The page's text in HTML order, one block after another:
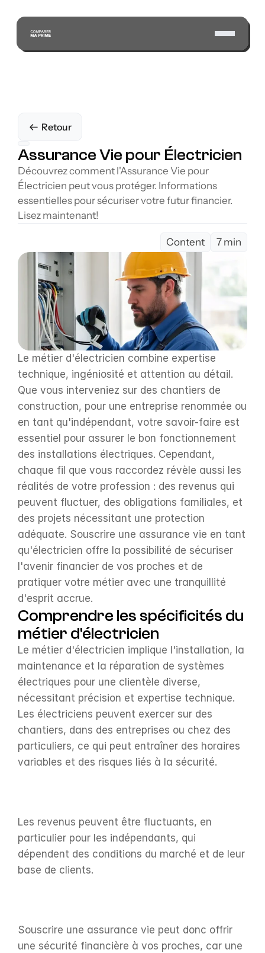
Retour
Assurance Vie pour Électricien
Découvrez comment l'Assurance Vie pour
Électricien peut vous protéger. Informations
essentielles pour sécuriser votre futur financier.
Lisez maintenant!
Content 7 min
Le métier d'électricien combine expertise
technique, ingéniosité et attention au détail.
Que vous interveniez sur des chantiers de
construction, pour une entreprise renommée ou
en tant qu'indépendant, votre savoir-faire est
essentiel pour assurer le bon fonctionnement
des installations électriques. Cependant,
chaque fil que vous raccordez révèle aussi les
réalités de votre profession : des revenus qui
peuvent fluctuer, des obligations familiales, et
des projets nécessitant une protection
adéquate. Souscrire une assurance vie en tant
qu'électricien offre la possibilité de sécuriser
l'avenir financier de vos proches et de
pratiquer votre métier avec une tranquillité
d'esprit accrue.
Comprendre les spécificités du
métier d'électricien
Le métier d'électricien implique l'installation, la
maintenance et la réparation de systèmes
électriques pour une clientèle diverse,
nécessitant précision et expertise technique.
Les électriciens peuvent exercer sur des
chantiers, dans des entreprises ou chez des
particuliers, ce qui peut entraîner des horaires
variables et des risques liés à la sécurité.
Les revenus peuvent être fluctuants, en
particulier pour les indépendants, qui
dépendent des conditions du marché et de leur
base de clients.
Souscrire une assurance vie peut donc offrir
une sécurité financière à vos proches, car une